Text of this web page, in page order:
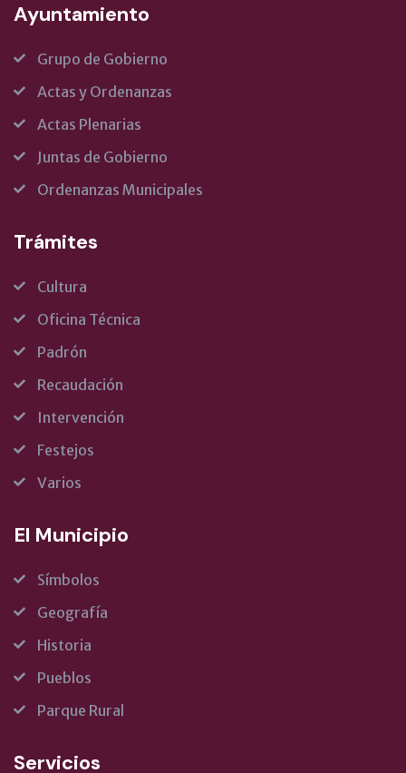
Ayuntamiento
Grupo de Gobierno
Actas y Ordenanzas
Actas Plenarias
Juntas de Gobierno
Ordenanzas Municipales
Trámites
Cultura
Oficina Técnica
Padrón
Recaudación
Intervención
Festejos
Varios
El Municipio
Símbolos
Geografía
Historia
Pueblos
Parque Rural
Servicios